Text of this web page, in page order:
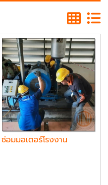
ซ่อมมอเตอร์โรงงาน